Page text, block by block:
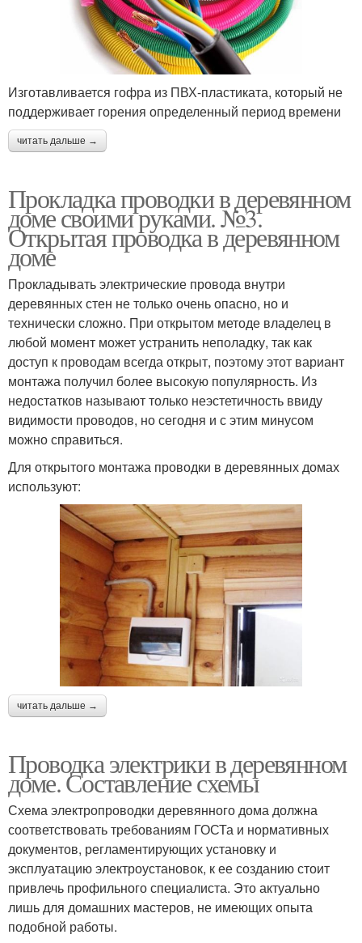
Изготавливается гофра из ПВХ-пластиката, который не
поддерживает горения определенный период времени
читать дальше →
Прокладка проводки в деревянном
доме своими руками. №3.
Открытая проводка в деревянном
доме
Прокладывать электрические провода внутри
деревянных стен не только очень опасно, но и
технически сложно. При открытом методе владелец в
любой момент может устранить неполадку, так как
доступ к проводам всегда открыт, поэтому этот вариант
монтажа получил более высокую популярность. Из
недостатков называют только неэстетичность ввиду
видимости проводов, но сегодня и с этим минусом
можно справиться.
Для открытого монтажа проводки в деревянных домах
используют:
читать дальше →
Проводка электрики в деревянном
доме. Составление схемы
Схема электропроводки деревянного дома должна
соответствовать требованиям ГОСТа и нормативных
документов, регламентирующих установку и
эксплуатацию электроустановок, к ее созданию стоит
привлечь профильного специалиста. Это актуально
лишь для домашних мастеров, не имеющих опыта
подобной работы.